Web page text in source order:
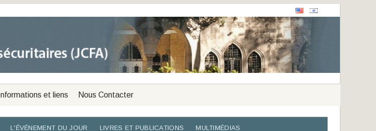
Informations et liens Nous Contacter
L'ÉVÉNEMENT DU JOUR LIVRES ET PUBLICATIONS MULTIMÉDIAS